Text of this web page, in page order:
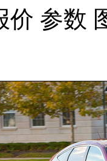
价 参数